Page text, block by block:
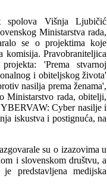
spolova Višnja Ljubičić
Ministarstva rada,
se o projektima koje
komisija. Pravobraniteljica
'Prema stvarnoj
i obiteljskog života'
nasilja prema ženama',
Ministarstvo rada, obitelji,
Cyber nasilje i
iskustva i postignuća, na
su o izazovima u
i slovenskom društvu, a
predstavljena medijska